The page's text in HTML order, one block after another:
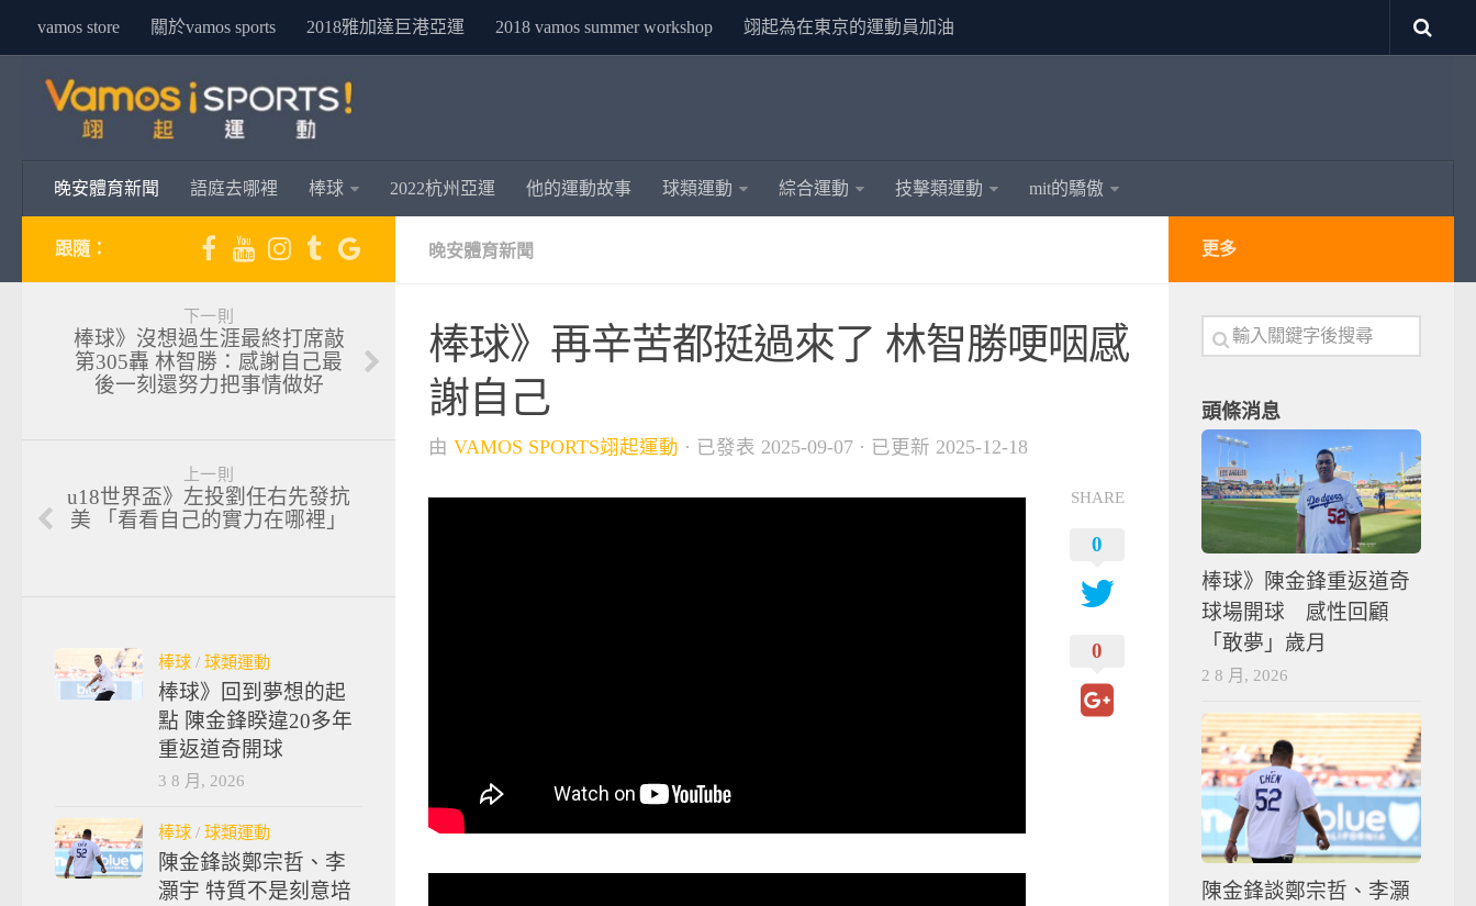
vamos store 關於vamos sports 2018雅加達巨港亞運 2018 vamos summer workshop 翊起為在東京的運動員加油
晚安體育新聞 語庭去哪裡 棒球 2022杭州亞運 他的運動故事 球類運動 綜合運動 技擊類運動 mit的驕傲
晚安體育新聞
棒球》再辛苦都挺過來了 林智勝哽咽感
謝自己
由 VAMOS SPORTS翊起運動 · 已發表 2025-09-07 · 已更新 2025-12-18
SHARE
0
0
跟隨：
下一則
棒球》沒想過生涯最終打席敲
第305轟 林智勝：感謝自己最
後一刻還努力把事情做好
上一則
u18世界盃》左投劉任右先發抗
美 「看看自己的實力在哪裡」
棒球 / 球類運動
棒球》回到夢想的起
點 陳金鋒睽違20多年
重返道奇開球
3 8 月, 2026
棒球 / 球類運動
陳金鋒談鄭宗哲、李
灝宇 特質不是刻意培
更多
頭條消息
棒球》陳金鋒重返道奇
球場開球 感性回顧
「敢夢」歲月
2 8 月, 2026
陳金鋒談鄭宗哲、李灝